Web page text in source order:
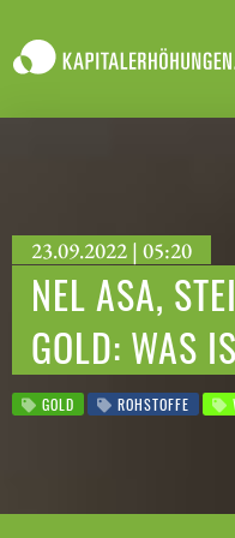
23.09.2022 | 05:20
NEL ASA,
GOLD: WAS
GOLD ROHSTOFFE